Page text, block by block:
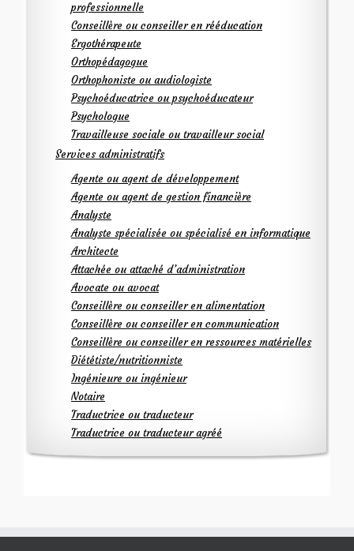
professionnelle
Conseillère ou conseiller en rééducation
Ergothérapeute
Orthopédagogue
Orthophoniste ou audiologiste
Psychoéducatrice ou psychoéducateur
Psychologue
Travailleuse sociale ou travailleur social
Services administratifs
Agente ou agent de développement
Agente ou agent de gestion financière
Analyste
Analyste spécialisée ou spécialisé en informatique
Architecte
Attachée ou attaché d’administration
Avocate ou avocat
Conseillère ou conseiller en alimentation
Conseillère ou conseiller en communication
Conseillère ou conseiller en ressources matérielles
Diététiste/nutritionniste
Ingénieure ou ingénieur
Notaire
Traductrice ou traducteur
Traductrice ou traducteur agréé